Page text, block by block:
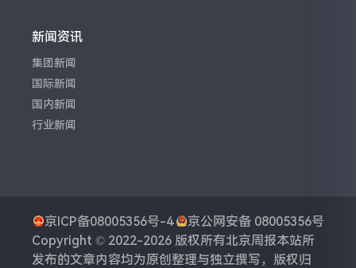
新闻资讯
集团新闻
国际新闻
国内新闻
行业新闻
京ICP备08005356号-4
京公网安备 08005356号
Copyright © 2022-2026 版权所有北京周报本站所
发布的文章内容均为原创整理与独立撰写，版权归